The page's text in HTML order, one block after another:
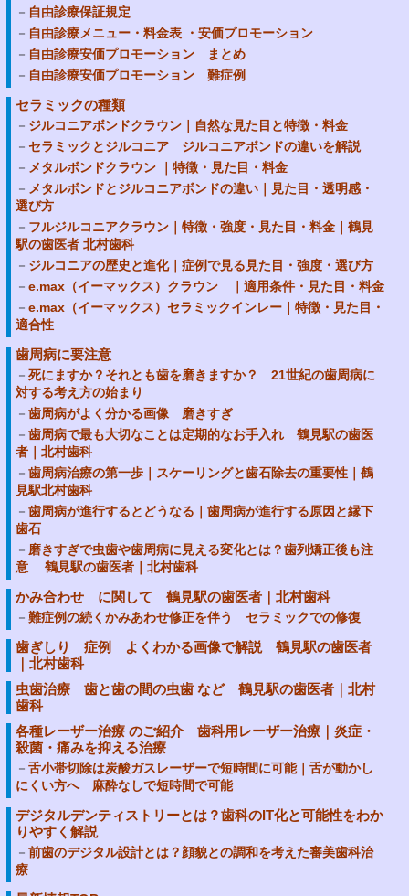
自由診療保証規定
自由診療メニュー・料金表 ・安価プロモーション
自由診療安価プロモーション まとめ
自由診療安価プロモーション 難症例
セラミックの種類
ジルコニアボンドクラウン｜自然な見た目と特徴・料金
セラミックとジルコニア ジルコニアボンドの違いを解説
メタルボンドクラウン ｜特徴・見た目・料金
メタルボンドとジルコニアボンドの違い｜見た目・透明感・
選び方
フルジルコニアクラウン｜特徴・強度・見た目・料金｜鶴見
駅の歯医者 北村歯科
ジルコニアの歴史と進化｜症例で見る見た目・強度・選び方
e.max（イーマックス）クラウン ｜適用条件・見た目・料金
e.max（イーマックス）セラミックインレー｜特徴・見た目・
適合性
歯周病に要注意
死にますか？それとも歯を磨きますか？ 21世紀の歯周病に
対する考え方の始まり
歯周病がよく分かる画像 磨きすぎ
歯周病で最も大切なことは定期的なお手入れ 鶴見駅の歯医
者｜北村歯科
歯周病治療の第一歩｜スケーリングと歯石除去の重要性｜鶴
見駅北村歯科
歯周病が進行するとどうなる｜歯周病が進行する原因と縁下
歯石
磨きすぎで虫歯や歯周病に見える変化とは？歯列矯正後も注
意 鶴見駅の歯医者｜北村歯科
かみ合わせ に関して 鶴見駅の歯医者｜北村歯科
難症例の続くかみあわせ修正を伴う セラミックでの修復
歯ぎしり 症例 よくわかる画像で解説 鶴見駅の歯医者
｜北村歯科
虫歯治療 歯と歯の間の虫歯 など 鶴見駅の歯医者｜北村
歯科
各種レーザー治療 のご紹介 歯科用レーザー治療｜炎症・
殺菌・痛みを抑える治療
舌小帯切除は炭酸ガスレーザーで短時間に可能｜舌が動かし
にくい方へ 麻酔なしで短時間で可能
デジタルデンティストリーとは？歯科のIT化と可能性をわか
りやすく解説
前歯のデジタル設計とは？顔貌との調和を考えた審美歯科治
療